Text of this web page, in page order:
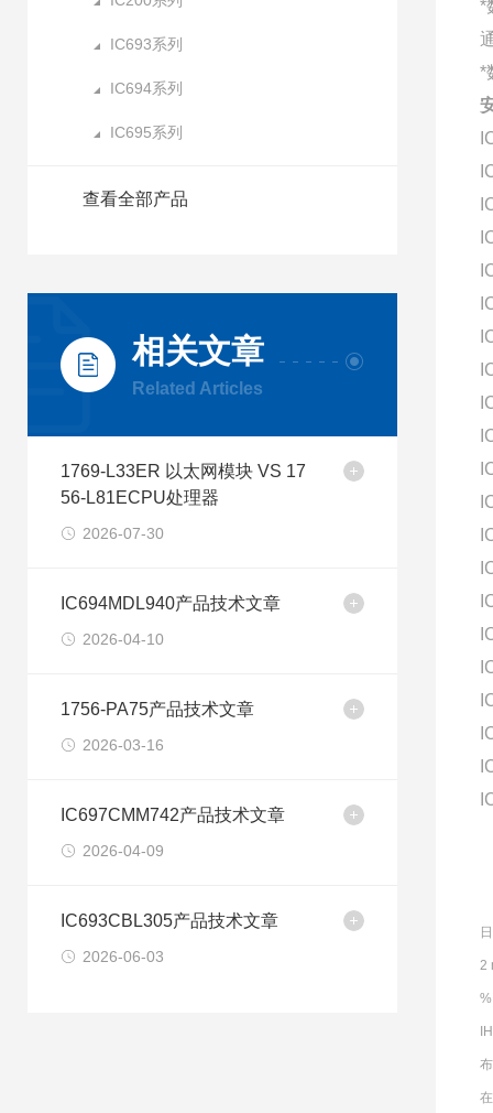
IC693系列
IC694系列
IC695系列
查看全部产品
相关文章
Related Articles
1769-L33ER 以太网模块 VS 17
56-L81ECPU处理器
2026-07-30
IC694MDL940产品技术文章
2026-04-10
1756-PA75产品技术文章
2026-03-16
IC697CMM742产品技术文章
2026-04-09
IC693CBL305产品技术文章
2026-06-03
*
*
2